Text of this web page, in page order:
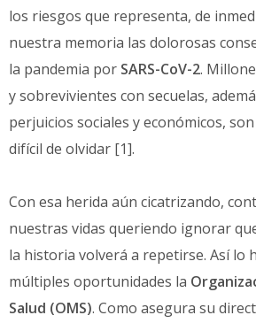
los riesgos que representa, de
nuestra memoria las dolorosas
la pandemia por SARS-CoV-2.
y sobrevivientes con secuelas,
perjuicios sociales y económicos,
difícil de olvidar [1].
Con esa herida aún cicatrizando,
nuestras vidas queriendo ignorar
la historia volverá a repetirse. Así lo
múltiples oportunidades la
Salud (OMS). Como asegura su